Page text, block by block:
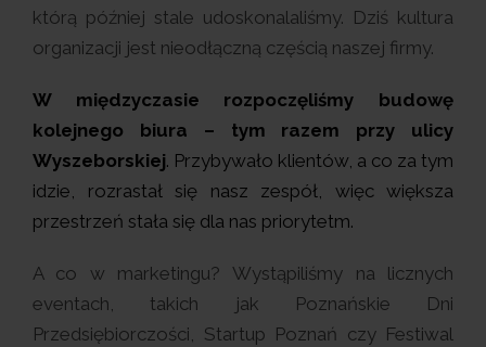
którą później stale udoskonalaliśmy. Dziś kultura
organizacji jest nieodłączną częścią naszej firmy.
W międzyczasie rozpoczęliśmy budowę
kolejnego biura – tym razem przy ulicy
Wyszeborskiej. Przybywało klientów, a co za tym
idzie, rozrastał się nasz zespół, więc większa
przestrzeń stała się dla nas priorytetm.
A co w marketingu? Wystąpiliśmy na licznych
eventach, takich jak Poznańskie Dni
Przedsiębiorczości, Startup Poznań czy Festiwal